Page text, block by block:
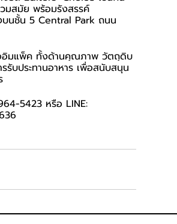
วมสมัย พร้อมรังสรรค์
บนชั้น 5 Central Park ถนน
ออิมแพ็ค ทั้งด้านคุณภาพ วัตถุดิบ
รับประทานอาหาร เพื่อสนับสนุน
5423 หรือ LINE: